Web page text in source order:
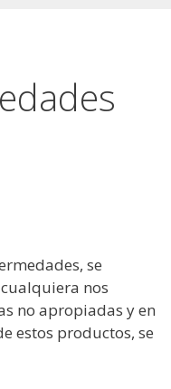
se
nos
no apropiadas y en
estos productos, se